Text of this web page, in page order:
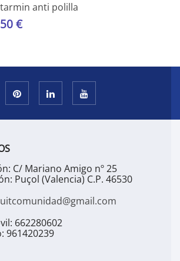
anti polilla
€
C/ Mariano Amigo nº 25
Puçol (Valencia) C.P. 46530
662280602
961420239